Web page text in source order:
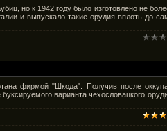
но к 1942 году было изготовлено не
и выпускало такие орудия вплоть до
фирмой "Шкода". Получив после
варианта чехословацкого